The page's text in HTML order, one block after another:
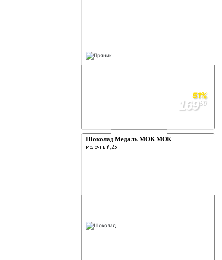
51%
16990
Шоколад Медаль МОК МОК
молочный, 25г